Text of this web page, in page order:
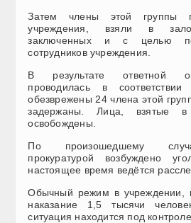
Затем члены этой группы
учреждения, взяли в
заключенных и с целью
сотрудников учреждения.
В результате ответной
проводилась в
обезврежены 24 члена этой
задержаны. Лица, взятые в
освобождены.
По произошедшему
прокуратурой возбуждено
настоящее время ведётся
Обычный режим в учреждении,
наказание 1,5 тысячи
ситуация находится под